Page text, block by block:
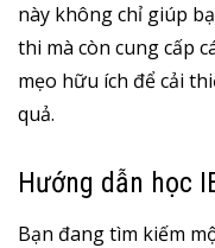
này không chỉ giúp
thi mà còn cung cấp
mẹo hữu ích để cải
quả.
Hướng dẫn học
Bạn đang tìm kiếm